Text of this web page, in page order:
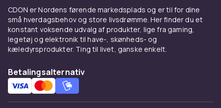
Løb er sæsonens nemmeste træning. Find
løbesko fra Nike, Adidas, Asics og New
Balance, samt løbetøj, drikkedunke og
sportsarmbånd. Sortimentet dækker også
den, der hellere træner indendørs, når vejret
skifter. Produktbeskrivelsen viser dæmpning
og pronationsstøtte.
CDON er Nordens førende markedsplads og er til for dine
små hverdagsbehov og store livsdrømme. Her finder du et
konstant voksende udvalg af produkter, lige fra gaming,
legetøj og elektronik til have-, skønheds- og
kæledyrsprodukter. Ting til livet, ganske enkelt.
Betalingsalternativ